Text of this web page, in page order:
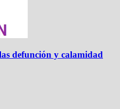
defunción y calamidad